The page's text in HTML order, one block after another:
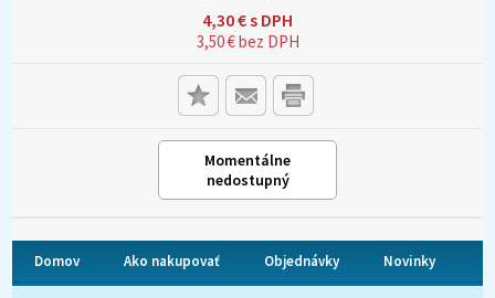
4,30€s DPH
3,50€bez DPH
Momentálne
nedostupný
Domov Ako nakupovať Objednávky Novinky